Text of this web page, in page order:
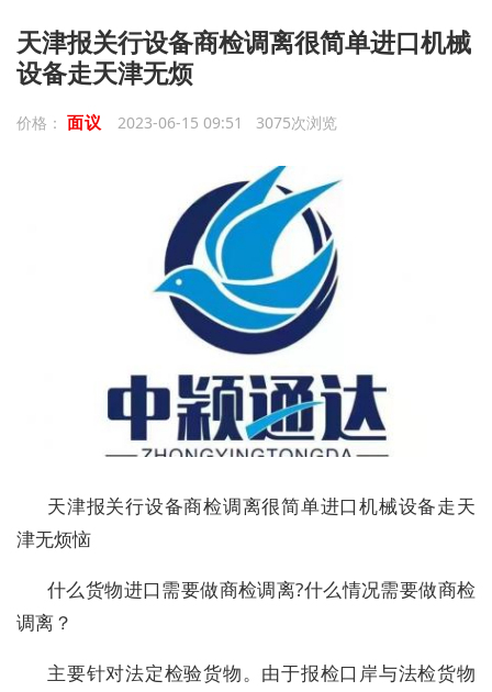
天津报关行设备商检调离很简单进口机械
设备走天津无烦
价格： 面议 2023-06-15 09:51 3075次浏览
天津报关行设备商检调离很简单进口机械设备走天
津无烦恼
什么货物进口需要做商检调离?什么情况需要做商检
调离？
主要针对法定检验货物。由于报检口岸与法检货物